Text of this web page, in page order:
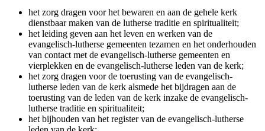
het zorg dragen voor het bewaren en aan de gehele kerk
dienstbaar maken van de lutherse traditie en spiritualiteit;
het leiding geven aan het leven en werken van de
evangelisch-lutherse gemeenten tezamen en het onderhouden
van contact met de evangelisch-lutherse gemeenten en
vierplekken en de evangelisch-lutherse leden van de kerk;
het zorg dragen voor de toerusting van de evangelisch-
lutherse leden van de kerk alsmede het bijdragen aan de
toerusting van de leden van de kerk inzake de evangelisch-
lutherse traditie en spiritualiteit;
het bijhouden van het register van de evangelisch-lutherse